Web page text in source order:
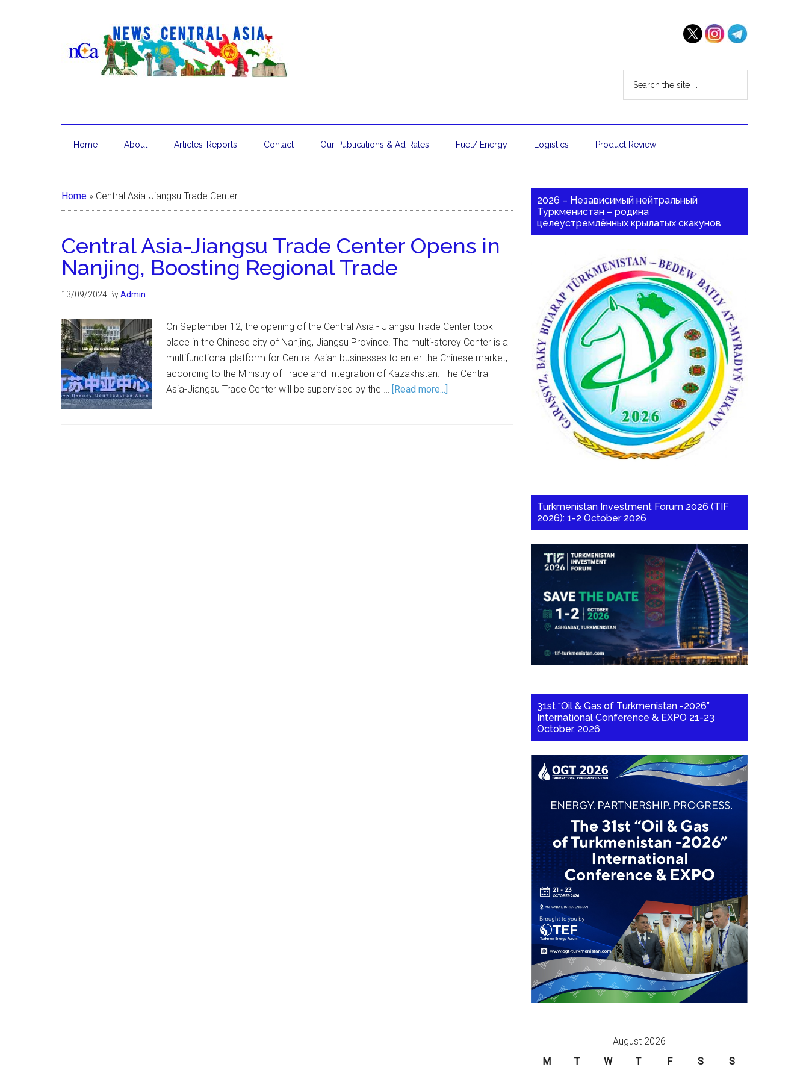
Home About Articles-Reports Contact Our Publications & Ad Rates Fuel/ Energy Logistics Product Review
Home » Central Asia-Jiangsu Trade Center
Central Asia-Jiangsu Trade Center Opens in
Nanjing, Boosting Regional Trade
13/09/2024 ByAdmin
On September 12, the opening of the Central Asia - Jiangsu Trade Center took
place in the Chinese city of Nanjing, Jiangsu Province. The multi-storey Center is a
multifunctional platform for Central Asian businesses to enter the Chinese market,
according to the Ministry of Trade and Integration of Kazakhstan. The Central
Asia-Jiangsu Trade Center will be supervised by the … [Read more...]
2026 – Независимый нейтральный
Туркменистан – родина
целеустремлённых крылатых скакунов
Turkmenistan Investment Forum 2026 (TIF
2026): 1-2 October 2026
31st “Oil & Gas of Turkmenistan -2026”
International Conference & EXPO 21-23
October, 2026
August 2026
M
T W T F S S